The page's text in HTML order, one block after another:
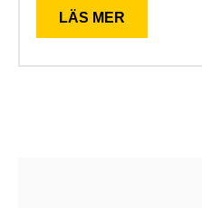
LÄS MER